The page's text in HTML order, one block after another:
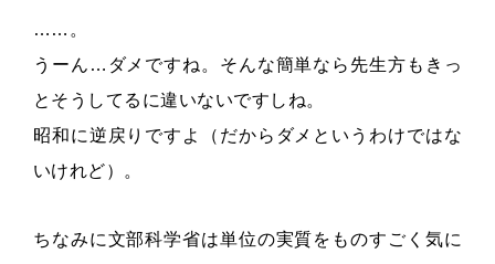
……。
うーん…ダメですね。そんな簡単なら先生方もきっ
とそうしてるに違いないですしね。
昭和に逆戻りですよ（だからダメというわけではな
いけれど）。
ちなみに文部科学省は単位の実質をものすごく気に